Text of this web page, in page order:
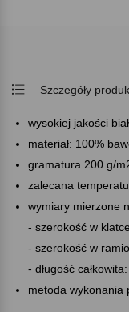
Szczegóły
wysokiej jakości
materiał: 100%
gramatura 200 g/
zalecana
wymiary mierzone
- szerokość w
- szerokość w
- długość
metoda wykonania